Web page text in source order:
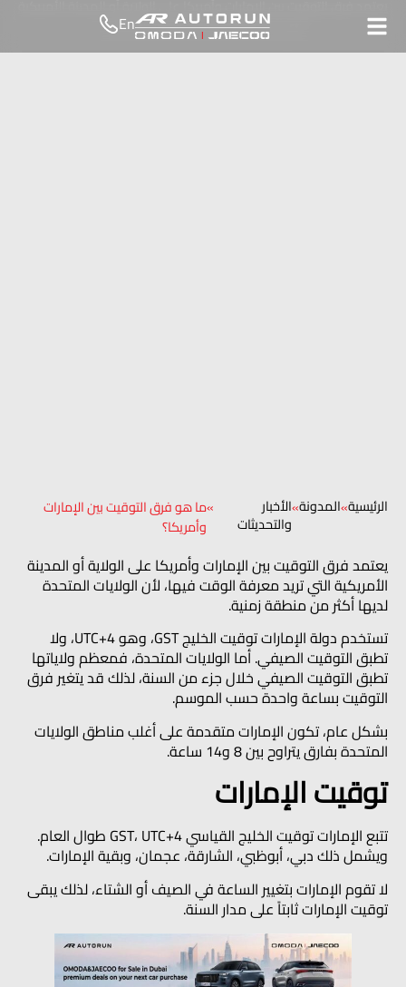
En
التي تريد معرفة الوقت فيها، لأن الولايات
الرئيسية»المدونة»الأخبار
والتحديثات
»ما هو فرق التوقيت بين الإمارات
وأمريكا؟
يعتمد فرق التوقيت بين الإمارات وأمريكا على الولاية أو المدينة
الأمريكية التي تريد معرفة الوقت فيها، لأن الولايات المتحدة
لديها أكثر من منطقة زمنية.
تستخدم دولة الإمارات توقيت الخليج GST، وهو UTC+4، ولا
تطبق التوقيت الصيفي. أما الولايات المتحدة، فمعظم ولاياتها
تطبق التوقيت الصيفي خلال جزء من السنة، لذلك قد يتغير فرق
التوقيت بساعة واحدة حسب الموسم.
بشكل عام، تكون الإمارات متقدمة على أغلب مناطق الولايات
المتحدة بفارق يتراوح بين 8 و14 ساعة.
توقيت الإمارات
تتبع الإمارات توقيت الخليج القياسي GST، UTC+4 طوال العام.
ويشمل ذلك دبي، أبوظبي، الشارقة، عجمان، وبقية الإمارات.
لا تقوم الإمارات بتغيير الساعة في الصيف أو الشتاء، لذلك يبقى
توقيت الإمارات ثابتاً على مدار السنة.